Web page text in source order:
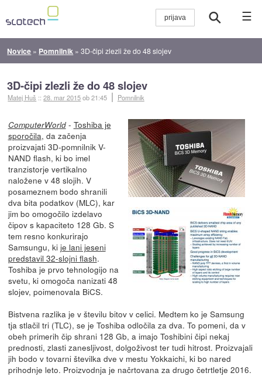
☰
Novice » Pomnilnik »3D-čipi zlezli že do 48 slojev
3D-čipi zlezli že do 48 slojev
Matej Huš ::28. mar 2015ob 21:45 Pomnilnik
ComputerWorld- Toshiba je
sporočila, da začenja
proizvajati 3D-pomnilnik V-
NAND flash, ki bo imel
tranzistorje vertikalno
naložene v 48 slojih. V
posameznem bodo shranili
dva bita podatkov (MLC), kar
jim bo omogočilo izdelavo
čipov s kapaciteto 128 Gb. S
tem resno konkurirajo
Samsungu, ki je lani jeseni
predstavil 32-slojni flash.
Toshiba je prvo tehnologijo na
svetu, ki omogoča nanizati 48
slojev, poimenovala BiCS.
Bistvena razlika je v številu bitov v celici. Medtem ko je Samsung
tja stlačil tri (TLC), se je Toshiba odločila za dva. To pomeni, da v
obeh primerih čip shrani 128 Gb, a imajo Toshibini čipi nekaj
prednosti, zlasti zanesljivost, dolgoživost ter tudi hitrost. Proizvajali
jih bodo v tovarni številka dve v mestu Yokkaichi, ki bo nared
prihodnje leto. Proizvodnja je načrtovana za drugo četrtletje 2016.